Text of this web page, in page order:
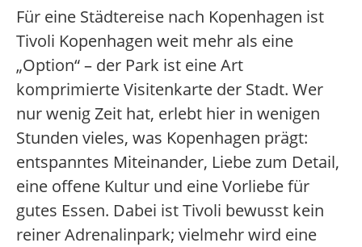
Für eine Städtereise nach Kopenhagen ist
Tivoli Kopenhagen weit mehr als eine
„Option“ – der Park ist eine Art
komprimierte Visitenkarte der Stadt. Wer
nur wenig Zeit hat, erlebt hier in wenigen
Stunden vieles, was Kopenhagen prägt:
entspanntes Miteinander, Liebe zum Detail,
eine offene Kultur und eine Vorliebe für
gutes Essen. Dabei ist Tivoli bewusst kein
reiner Adrenalinpark; vielmehr wird eine